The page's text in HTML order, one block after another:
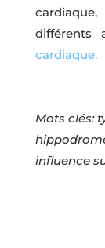
cardiaque.
Mots clés:
influence